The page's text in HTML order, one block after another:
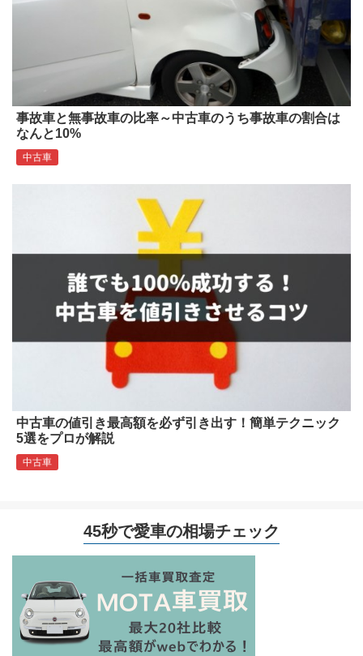
事故車と無事故車の比率～中古車のうち事故車の割合は
なんと10%
中古車
中古車の値引き最高額を必ず引き出す！簡単テクニック
5選をプロが解説
中古車
45秒で愛車の相場チェック